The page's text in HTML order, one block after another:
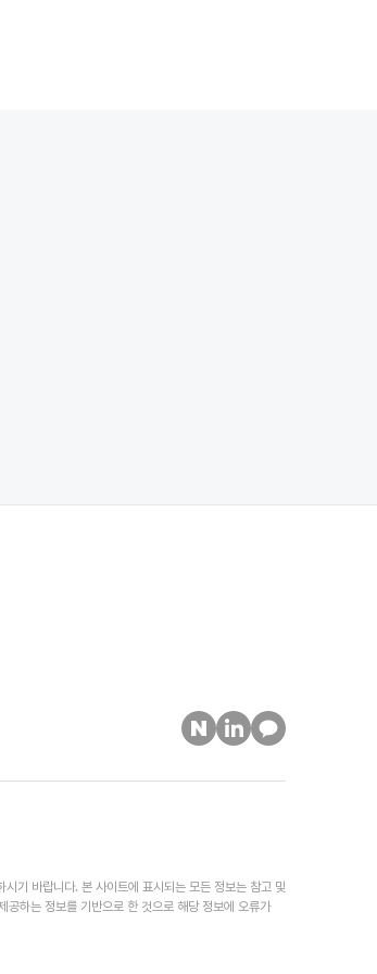
기 바랍니다. 본 사이트에 표시되는 모든 정보는 참고 및
공하는 정보를 기반으로 한 것으로 해당 정보에 오류가